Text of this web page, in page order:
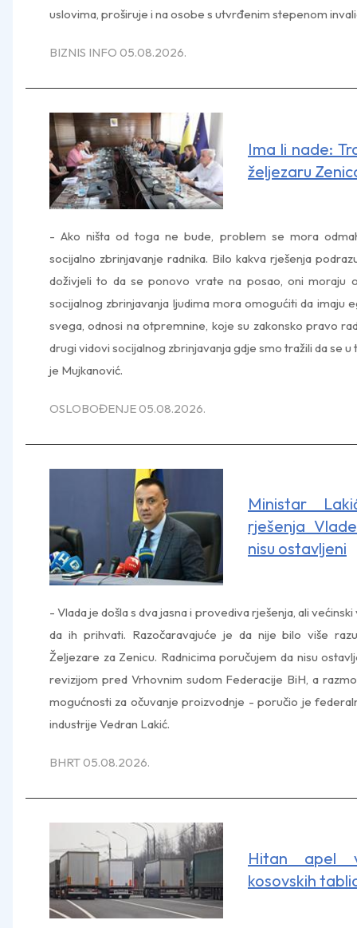
uslovima, proširuje i na osobe s utvrđenim stepenom
BIZNIS INFO 05.08.2026.
Ima li nade:
željezaru
- Ako ništa od toga ne bude, problem se mora
socijalno zbrinjavanje radnika. Bilo kakva rješenja
doživjeli to da se ponovo vrate na posao, oni moraju
socijalnog zbrinjavanja ljudima mora omogućiti da imaju
svega, odnosi na otpremnine, koje su zakonsko pravo
drugi vidovi socijalnog zbrinjavanja gdje smo tražili da se u
je Mujkanović.
OSLOBOĐENJE 05.08.2026.
Ministar
rješenja
nisu ostavljeni
- Vlada je došla s dva jasna i provediva rješenja, ali
da ih prihvati. Razočaravajuće je da nije bilo više
Željezare za Zenicu. Radnicima poručujem da nisu
revizijom pred Vrhovnim sudom Federacije BiH, a
mogućnosti za očuvanje proizvodnje - poručio je
industrije Vedran Lakić.
BHRT 05.08.2026.
Hitan apel
kosovskih